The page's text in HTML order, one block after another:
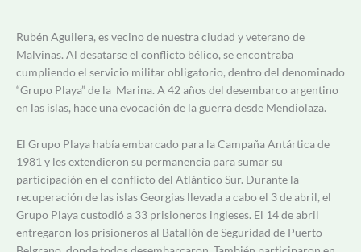
Rubén Aguilera, es vecino de nuestra ciudad y veterano de
Malvinas. Al desatarse el conflicto bélico, se encontraba
cumpliendo el servicio militar obligatorio, dentro del denominado
“Grupo Playa” de la Marina. A 42 años del desembarco argentino
en las islas, hace una evocación de la guerra desde Mendiolaza.
El Grupo Playa había embarcado para la Campaña Antártica de
1981 y les extendieron su permanencia para sumar su
participación en el conflicto del Atlántico Sur. Durante la
recuperación de las islas Georgias llevada a cabo el 3 de abril, el
Grupo Playa custodió a 33 prisioneros ingleses. El 14 de abril
entregaron los prisioneros al Batallón de Seguridad de Puerto